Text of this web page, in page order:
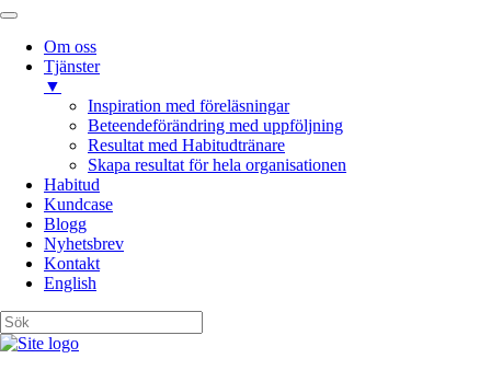
Om oss
Tjänster
▼
Inspiration med föreläsningar
Beteendeförändring med uppföljning
Resultat med Habitudtränare
Skapa resultat för hela organisationen
Habitud
Kundcase
Blogg
Nyhetsbrev
Kontakt
English